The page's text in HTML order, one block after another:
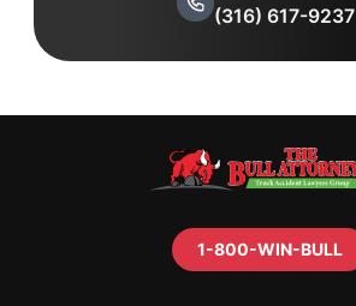
(316) 617-9237
1-800-WIN-BULL